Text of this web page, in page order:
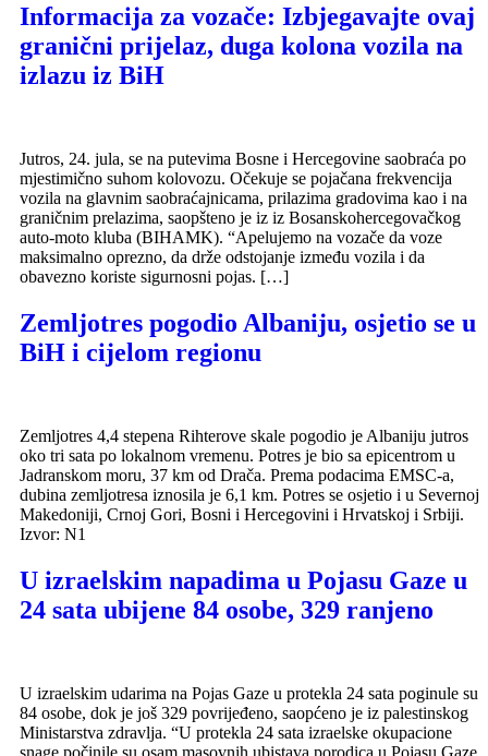
Informacija za vozače: Izbjegavajte ovaj
granični prijelaz, duga kolona vozila na
izlazu iz BiH
Jutros, 24. jula, se na putevima Bosne i Hercegovine saobraća po
mjestimično suhom kolovozu. Očekuje se pojačana frekvencija
vozila na glavnim saobraćajnicama, prilazima gradovima kao i na
graničnim prelazima, saopšteno je iz iz Bosanskohercegovačkog
auto-moto kluba (BIHAMK). “Apelujemo na vozače da voze
maksimalno oprezno, da drže odstojanje između vozila i da
obavezno koriste sigurnosni pojas. […]
Zemljotres pogodio Albaniju, osjetio se u
BiH i cijelom regionu
Zemljotres 4,4 stepena Rihterove skale pogodio je Albaniju jutros
oko tri sata po lokalnom vremenu. Potres je bio sa epicentrom u
Jadranskom moru, 37 km od Drača. Prema podacima EMSC-a,
dubina zemljotresa iznosila je 6,1 km. Potres se osjetio i u Severnoj
Makedoniji, Crnoj Gori, Bosni i Hercegovini i Hrvatskoj i Srbiji.
Izvor: N1
U izraelskim napadima u Pojasu Gaze u
24 sata ubijene 84 osobe, 329 ranjeno
U izraelskim udarima na Pojas Gaze u protekla 24 sata poginule su
84 osobe, dok je još 329 povrijeđeno, saopćeno je iz palestinskog
Ministarstva zdravlja. “U protekla 24 sata izraelske okupacione
snage počinile su osam masovnih ubistava porodica u Pojasu Gaze.